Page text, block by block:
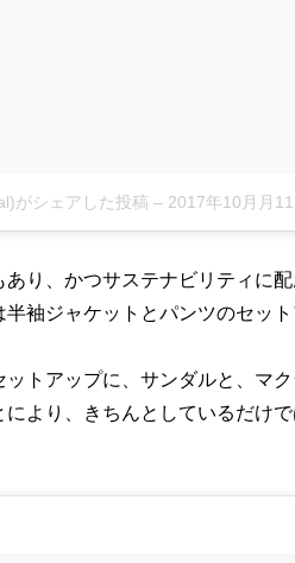
がシェアした投稿 – 2017年10月月
り、かつサステナビリティに
袖ジャケットとパンツのセット
トアップに、サンダルと、マ
より、きちんとしているだけ